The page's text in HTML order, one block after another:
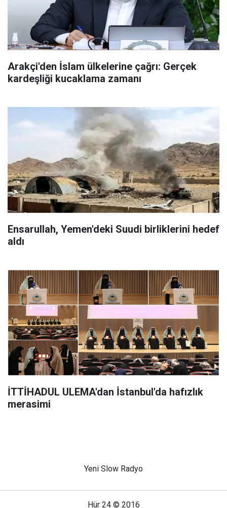
Arakçi'den İslam ülkelerine çağrı: Gerçek
kardeşliği kucaklama zamanı
Ensarullah, Yemen'deki Suudi birliklerini hedef
aldı
İTTİHADUL ULEMA'dan İstanbul'da hafızlık
merasimi
Yeni Slow Radyo
Hür 24 © 2016